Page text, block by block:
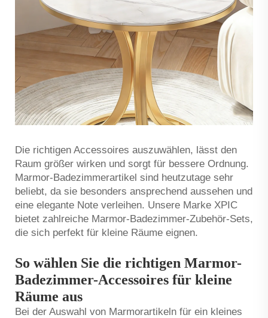
Die richtigen Accessoires auszuwählen, lässt den
Raum größer wirken und sorgt für bessere Ordnung.
Marmor-Badezimmerartikel sind heutzutage sehr
beliebt, da sie besonders ansprechend aussehen und
eine elegante Note verleihen. Unsere Marke XPIC
bietet zahlreiche Marmor-Badezimmer-Zubehör-Sets,
die sich perfekt für kleine Räume eignen.
So wählen Sie die richtigen Marmor-
Badezimmer-Accessoires für kleine
Räume aus
Bei der Auswahl von Marmorartikeln für ein kleines